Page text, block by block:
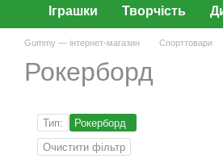
Іграшки Творчість
Gummy — інтернет-магазин Спорттовари
Рокерборд
Тип:
Рокерборд
Очистити фільтр